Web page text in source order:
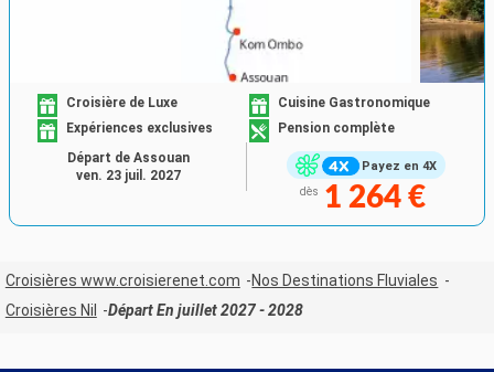
Payez en 4X
Croisière de Luxe
Cuisine Gastronomique
Expériences exclusives
Pension complète
dès 1 264 €
Départ de Assouan
ven. 23 juil. 2027
Croisières www.croisierenet.com
Nos Destinations Fluviales
Croisières Nil
Départ En juillet 2027 - 2028